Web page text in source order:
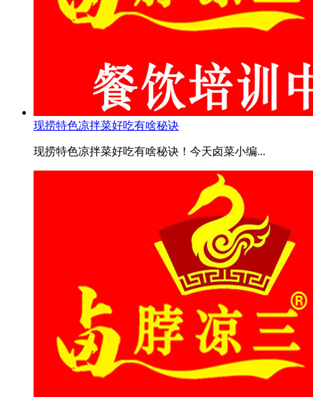
现捞特色凉拌菜好吃有啥秘诀
现捞特色凉拌菜好吃有啥秘诀！今天卤菜小编...